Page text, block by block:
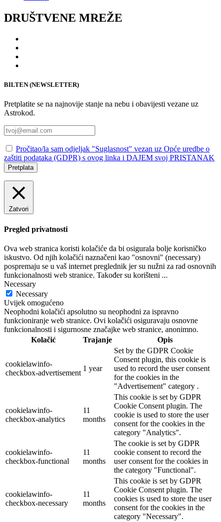
DRUŠTVENE MREŽE
BILTEN (NEWSLETTER)
Pretplatite se na najnovije stanje na nebu i obavijesti vezane uz
Astrokod.
Pročitao/la sam odjeljak "Suglasnost" vezan uz Opće uredbe o
zaštiti podataka (GDPR) s ovog linka i DAJEM svoj PRISTANAK
Pretplata
Zatvori
Pregled privatnosti
Ova web stranica koristi kolačiće da bi osigurala bolje korisničko
iskustvo. Od njih kolačići naznačeni kao "osnovni" (necessary)
pospremaju se u vaš internet preglednik jer su nužni za rad osnovnih
funkcionalnosti web stranice. Također su korišteni ...
Necessary
Necessary
Uvijek omogućeno
Neophodni kolačići apsolutno su neophodni za ispravno
funkcioniranje web stranice. Ovi kolačići osiguravaju osnovne
funkcionalnosti i sigurnosne značajke web stranice, anonimno.
Kolačić
Trajanje Opis
cookielawinfo-
checkbox-advertisement
1 year
Set by the GDPR Cookie
Consent plugin, this cookie is
used to record the user consent
for the cookies in the
"Advertisement" category .
cookielawinfo-
checkbox-analytics
11
months
This cookie is set by GDPR
Cookie Consent plugin. The
cookie is used to store the user
consent for the cookies in the
category "Analytics".
cookielawinfo-
checkbox-functional
11
months
The cookie is set by GDPR
cookie consent to record the
user consent for the cookies in
the category "Functional".
cookielawinfo-
checkbox-necessary
11
months
This cookie is set by GDPR
Cookie Consent plugin. The
cookies is used to store the user
consent for the cookies in the
category "Necessary".